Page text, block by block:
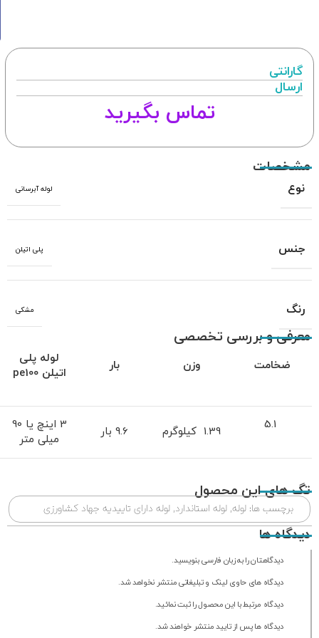
گارانتی
ارسال
تماس بگیرید
مشخصات
نوع لوله آبرسانی
جنس پلی اتیلن
رنگ مشکی
معرفی و بررسی تخصصی
ضخامت وزن بار
لوله پلی
اتیلنpe100
1.39 کیلوگرم 9.6 بار
3 اینچ یا 90
میلی متر
تگ های این محصول
برچسب ها: لوله, لوله استاندارد, لوله دارای تاییدیه جهاد کشاورزی
دیدگاه ها
دیدگاهتان را به زبان فارسی بنویسید.
دیدگاه های حاوی لینک و تبلیغاتی منتشر نخواهد شد.
دیدگاه مرتبط با این محصول را ثبت نمائید.
دیدگاه ها پس از تایید منتشر خواهند شد.